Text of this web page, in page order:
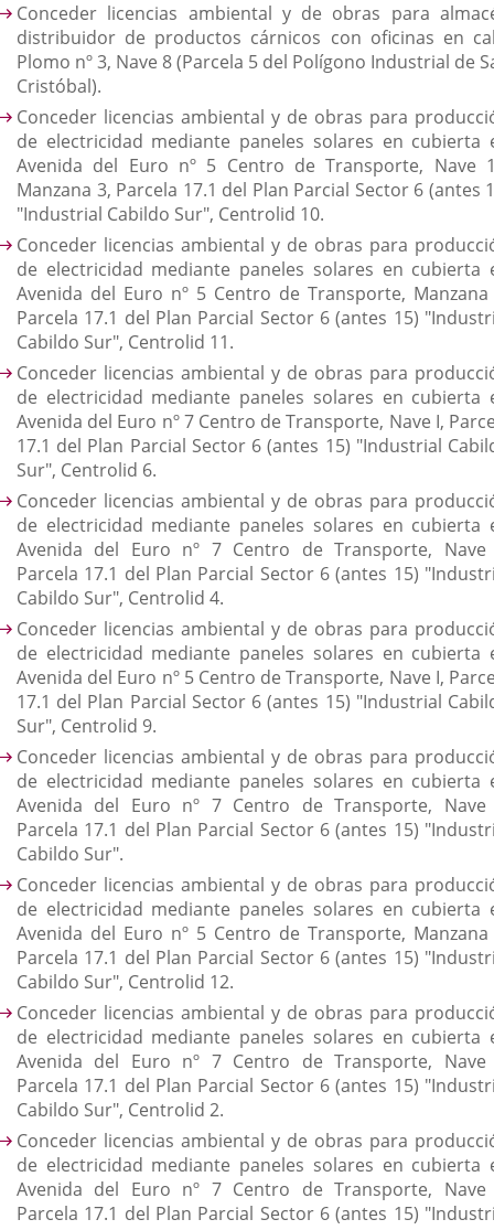
Conceder licencias ambiental y de obras para
distribuidor de productos cárnicos con oficinas en
Plomo nº 3, Nave 8 (Parcela 5 del Polígono Industrial de
Cristóbal).
Conceder licencias ambiental y de obras para
de electricidad mediante paneles solares en cubierta
Avenida del Euro nº 5 Centro de Transporte, Nave
Manzana 3, Parcela 17.1 del Plan Parcial Sector 6 (antes
"Industrial Cabildo Sur", Centrolid 10.
Conceder licencias ambiental y de obras para
de electricidad mediante paneles solares en cubierta
Avenida del Euro nº 5 Centro de Transporte, Manzana
Parcela 17.1 del Plan Parcial Sector 6 (antes 15)
Cabildo Sur", Centrolid 11.
Conceder licencias ambiental y de obras para
de electricidad mediante paneles solares en cubierta
Avenida del Euro nº 7 Centro de Transporte, Nave I,
17.1 del Plan Parcial Sector 6 (antes 15) "Industrial
Sur", Centrolid 6.
Conceder licencias ambiental y de obras para
de electricidad mediante paneles solares en cubierta
Avenida del Euro nº 7 Centro de Transporte, Nave
Parcela 17.1 del Plan Parcial Sector 6 (antes 15)
Cabildo Sur", Centrolid 4.
Conceder licencias ambiental y de obras para
de electricidad mediante paneles solares en cubierta
Avenida del Euro nº 5 Centro de Transporte, Nave I,
17.1 del Plan Parcial Sector 6 (antes 15) "Industrial
Sur", Centrolid 9.
Conceder licencias ambiental y de obras para
de electricidad mediante paneles solares en cubierta
Avenida del Euro nº 7 Centro de Transporte, Nave
Parcela 17.1 del Plan Parcial Sector 6 (antes 15)
Cabildo Sur".
Conceder licencias ambiental y de obras para
de electricidad mediante paneles solares en cubierta
Avenida del Euro nº 5 Centro de Transporte, Manzana
Parcela 17.1 del Plan Parcial Sector 6 (antes 15)
Cabildo Sur", Centrolid 12.
Conceder licencias ambiental y de obras para
de electricidad mediante paneles solares en cubierta
Avenida del Euro nº 7 Centro de Transporte, Nave
Parcela 17.1 del Plan Parcial Sector 6 (antes 15)
Cabildo Sur", Centrolid 2.
Conceder licencias ambiental y de obras para
de electricidad mediante paneles solares en cubierta
Avenida del Euro nº 7 Centro de Transporte, Nave
Parcela 17.1 del Plan Parcial Sector 6 (antes 15)